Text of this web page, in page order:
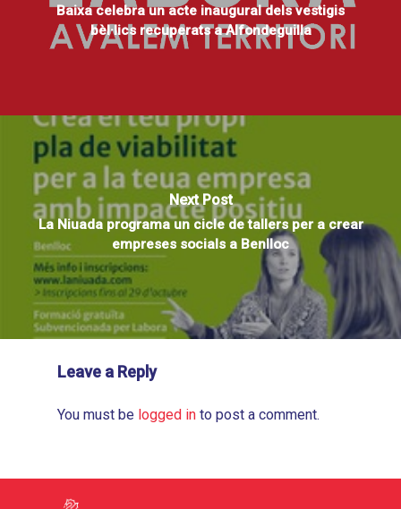
Baixa celebra un acte inaugural dels vestigis
bèl·lics recuperats a Alfondeguilla
Next Post
La Niuada programa un cicle de tallers per a crear
empreses socials a Benlloc
Leave a Reply
You must be logged in to post a comment.